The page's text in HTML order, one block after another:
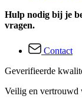
Hulp nodig bij je
vragen.
Contact
Geverifieerde
Veilig en vertrouwd